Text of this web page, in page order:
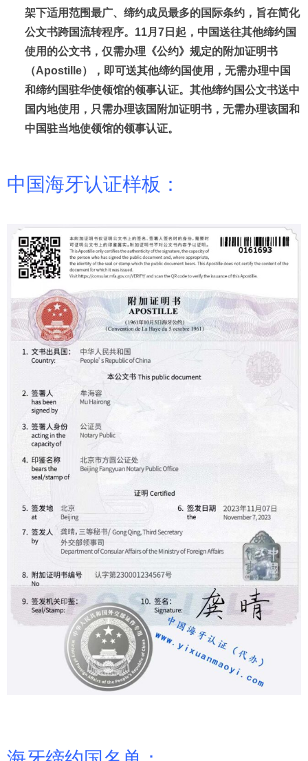
架下适用范围最广、缔约成员最多的国际条约，旨在简化
公文书跨国流转程序。11月7日起，中国送往其他缔约国
使用的公文书，仅需办理《公约》规定的附加证明书
（Apostille），即可送其他缔约国使用，无需办理中国
和缔约国驻华使领馆的领事认证。其他缔约国公文书送中
国内地使用，只需办理该国附加证明书，无需办理该国和
中国驻当地使领馆的领事认证。
中国海牙认证样板：